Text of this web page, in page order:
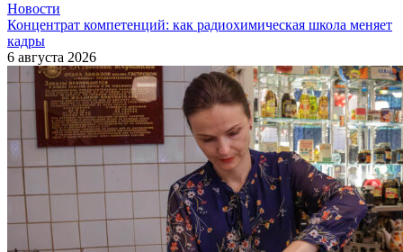
Новости
Концентрат компетенций: как радиохимическая школа меняет
кадры
6 августа 2026